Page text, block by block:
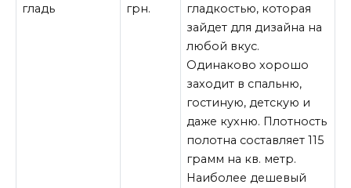
гладь
грн.
гладкостью, которая
зайдет для дизайна на
любой вкус.
Одинаково хорошо
заходит в спальню,
гостиную, детскую и
даже кухню. Плотность
полотна составляет 115
грамм на кв. метр.
Наиболее дешевый